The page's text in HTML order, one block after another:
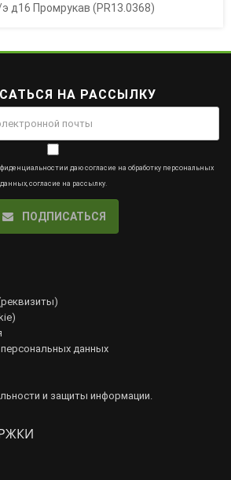
д16 Промрукав (PR13.0368)
НА РАССЫЛКУ
и даю согласие на обработку персональных
данных, согласие на рассылку.
ПОДПИСАТЬСЯ
данных
и защиты информации.